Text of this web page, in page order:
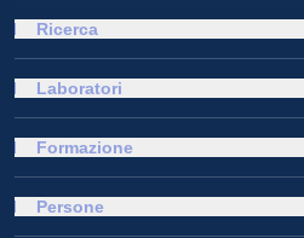
Ricerca
Laboratori
Formazione
Persone